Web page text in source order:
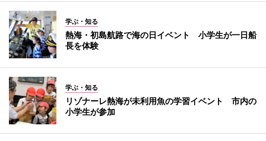
学ぶ・知る
熱海・初島航路で海の日イベント 小学生が一日船
長を体験
学ぶ・知る
リゾナーレ熱海が未利用魚の学習イベント 市内の
小学生が参加